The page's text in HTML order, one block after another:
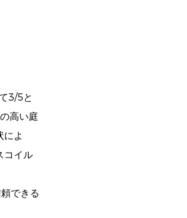
3/5と
高い庭
によ
コイル
できる